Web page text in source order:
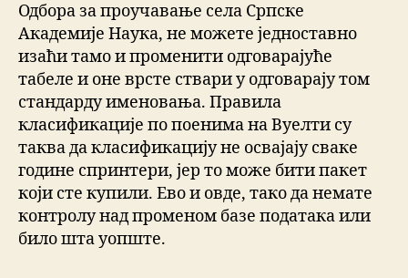
Одбора за проучавање села Српске
Академије Наука, не можете једноставно
изаћи тамо и променити одговарајуће
табеле и оне врсте ствари у одговарају том
стандарду именовања. Правила
класификације по поенима на Вуелти су
таква да класификацију не освајају сваке
године спринтери, јер то може бити пакет
који сте купили. Ево и овде, тако да немате
контролу над променом базе података или
било шта уопште.